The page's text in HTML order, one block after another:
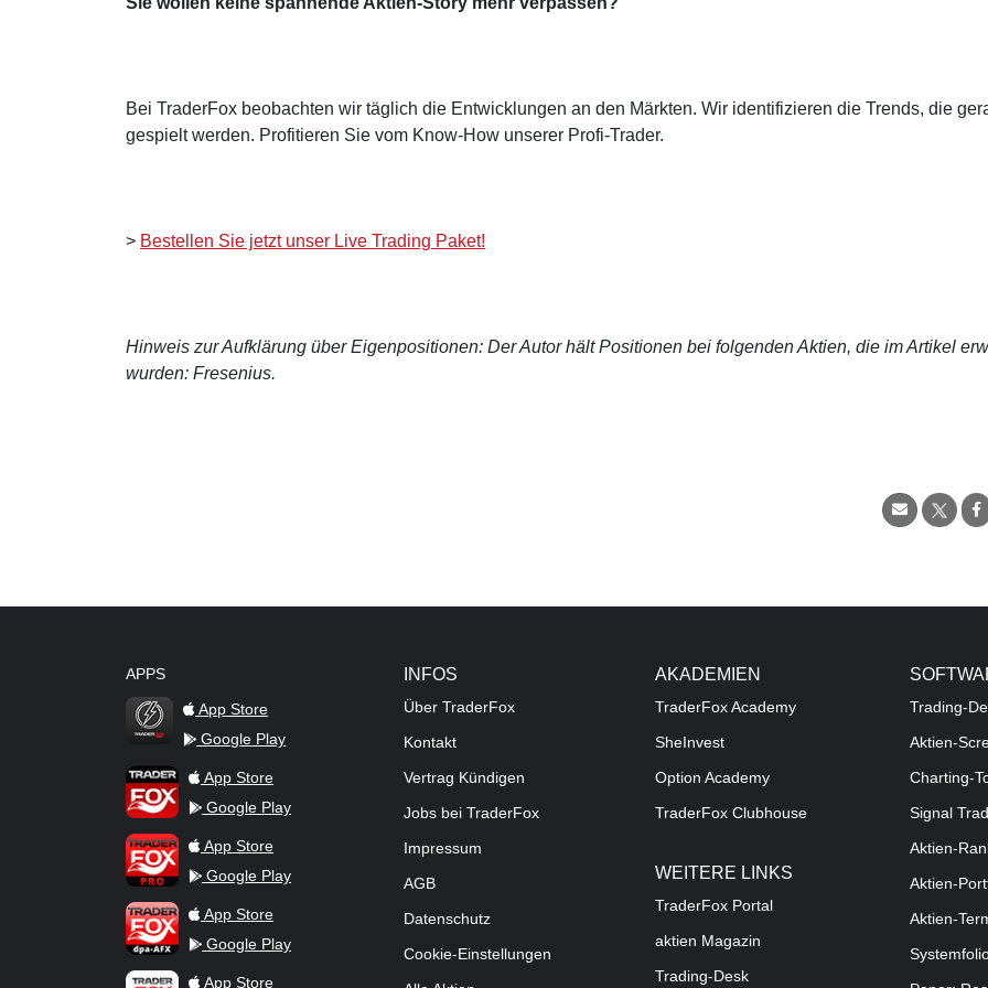
Bei TraderFox beobachten wir täglich die Entwicklungen an den Märkten. Wir identifizieren die Trends, die
gespielt werden. Profitieren Sie vom Know-How unserer Profi-Trader.
> Bestellen Sie jetzt unser Live Trading Paket!
Hinweis zur Aufklärung über Eigenpositionen: Der Autor hält Positionen bei folgenden Aktien, die im Artikel
wurden: Fresenius.
APPS
TraderFox Flash
App Store
Google Play
TraderFox AppApp Store
Google Play
TraderFox ProApp Store
Google Play
TraderFox dpa-AFX ProFeed
App Store
Google Play
TraderFox Live Trading
App Store
INFOS
Über TraderFox
Kontakt
Vertrag Kündigen
Jobs bei TraderFox
Impressum
AGB
Datenschutz
Cookie-Einstellungen
AKADEMIEN
TraderFox Academy
SheInvest
Option Academy
TraderFox Clubhouse
WEITERE LINKS
TraderFox Portal
aktien Magazin
Trading-Desk
Trading-
Aktien-
Charting-
Signal
Aktien-
Aktien-
Aktien-